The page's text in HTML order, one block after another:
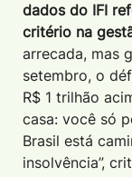
dados do IFI
critério na
arrecada, mas
setembro, o
R$ 1 trilhão
casa: você só
Brasil está
insolvência”,